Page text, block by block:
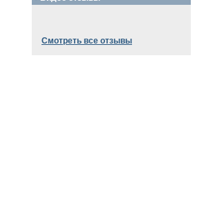
Смотреть все отзывы